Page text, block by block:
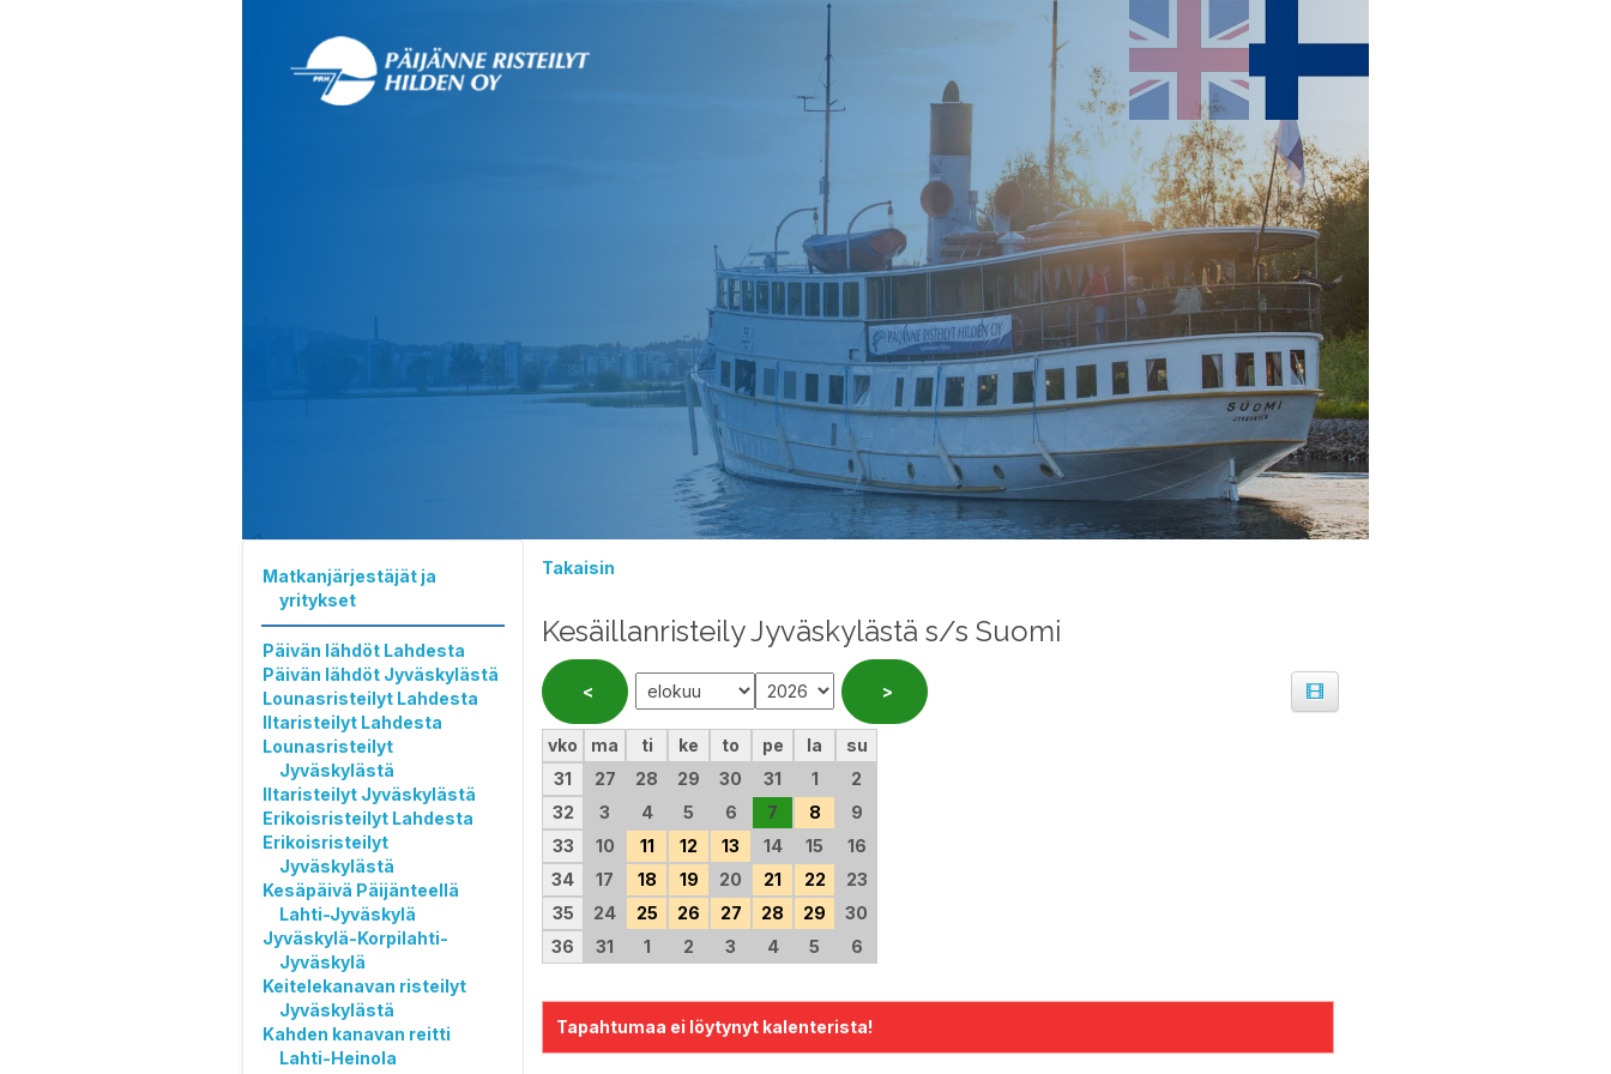
Matkanjärjestäjät ja
yritykset
Päivän lähdöt Lahdesta
Päivän lähdöt Jyväskylästä
Lounasristeilyt Lahdesta
Iltaristeilyt Lahdesta
Lounasristeilyt
Jyväskylästä
Iltaristeilyt Jyväskylästä
Erikoisristeilyt Lahdesta
Erikoisristeilyt
Jyväskylästä
Kesäpäivä Päijänteellä
Lahti-Jyväskylä
Jyväskylä-Korpilahti-
Jyväskylä
Keitelekanavan risteilyt
Jyväskylästä
Kahden kanavan reitti
Lahti-Heinola
Takaisin
Kesäillanristeily Jyväskylästä s/s Suomi
vko ma ti ke to pe la
su
31
27 28 29 30 31 1
2
32
3 4 5 6 7 8
9
33
10 11 12 13 14 15
16
34
17 18 19 20 21 22
23
35
24 25 26 27 28 29
30
36
31 1 2 3 4 5 6
Tapahtumaa ei löytynyt kalenterista!